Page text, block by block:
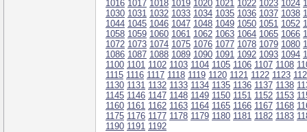
1016 1017 1018 1019 1020 1021 1022 1023 1024
1030 1031 1032 1033 1034 1035 1036 1037 1038
1044 1045 1046 1047 1048 1049 1050 1051 1052
1058 1059 1060 1061 1062 1063 1064 1065 1066
1072 1073 1074 1075 1076 1077 1078 1079 1080
1086 1087 1088 1089 1090 1091 1092 1093 1094
1100 1101 1102 1103 1104 1105 1106 1107 1108
1115 1116 1117 1118 1119 1120 1121 1122 1123
1130 1131 1132 1133 1134 1135 1136 1137 1138
1145 1146 1147 1148 1149 1150 1151 1152 1153
1160 1161 1162 1163 1164 1165 1166 1167 1168
1175 1176 1177 1178 1179 1180 1181 1182 1183
1190 1191 1192